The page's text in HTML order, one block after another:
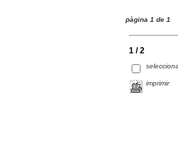
pàgina 1 de 1
1 / 2
imprimir